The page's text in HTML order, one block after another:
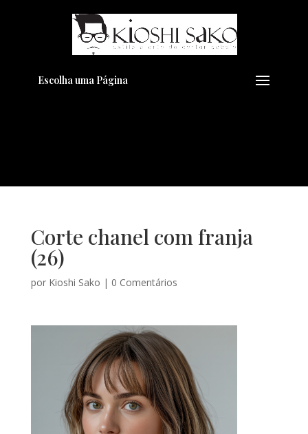
Escolha uma Página
Corte chanel com franja
(26)
por Kioshi Sako | 0 Comentários
Pensando em transformar seu
Visual??